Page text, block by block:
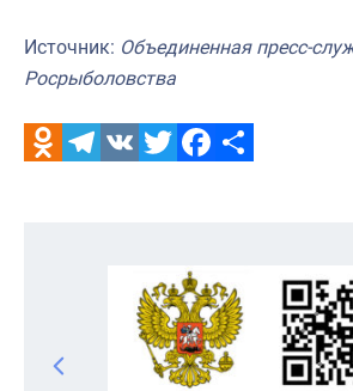
Источник: Объединенная пресс-
Росрыболовства